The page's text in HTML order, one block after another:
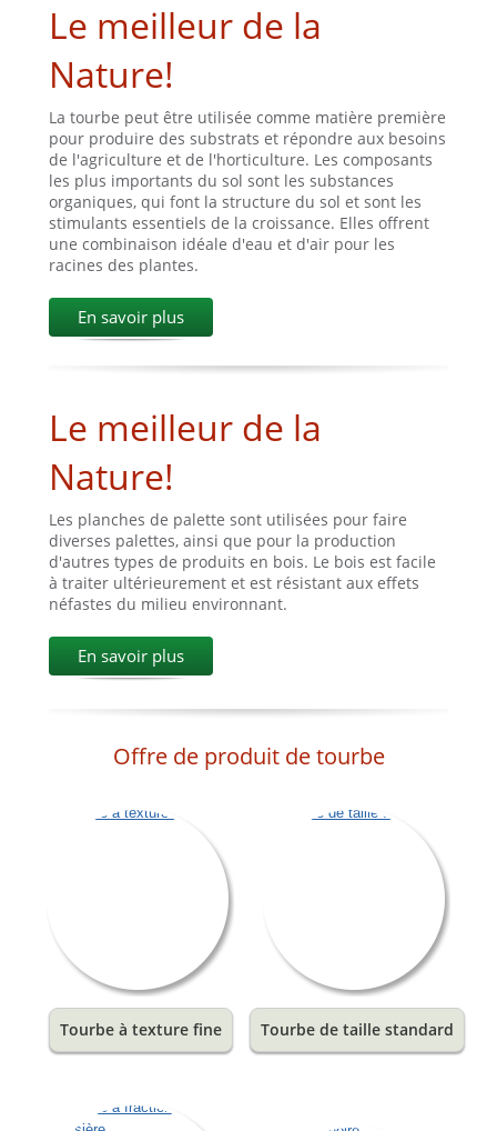
Le meilleur de la
Nature!
La tourbe peut être utilisée comme matière première
pour produire des substrats et répondre aux besoins
de l'agriculture et de l'horticulture. Les composants
les plus importants du sol sont les substances
organiques, qui font la structure du sol et sont les
stimulants essentiels de la croissance. Elles offrent
une combinaison idéale d'eau et d'air pour les
racines des plantes.
En savoir plus
Le meilleur de la
Nature!
Les planches de palette sont utilisées pour faire
diverses palettes, ainsi que pour la production
d'autres types de produits en bois. Le bois est facile
à traiter ultérieurement et est résistant aux effets
néfastes du milieu environnant.
En savoir plus
Offre de produit de tourbe
Tourbe à texture fine Tourbe de taille standard